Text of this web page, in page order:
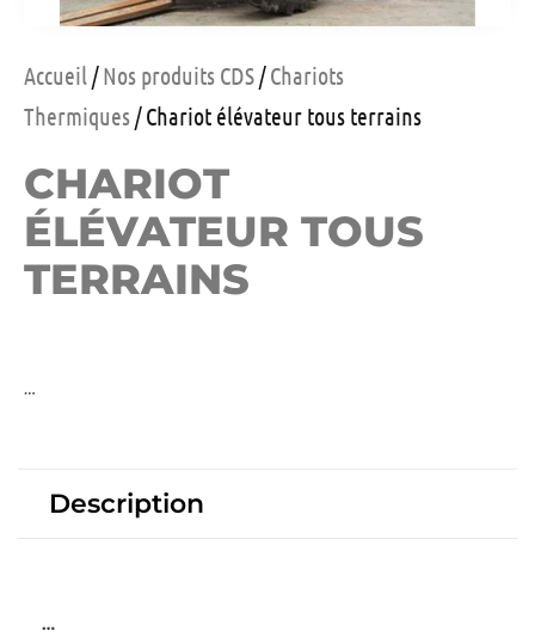
Accueil/Nos produits CDS/Chariots
Thermiques/ Chariot élévateur tous terrains
CHARIOT
ÉLÉVATEUR TOUS
TERRAINS
…
Description
…